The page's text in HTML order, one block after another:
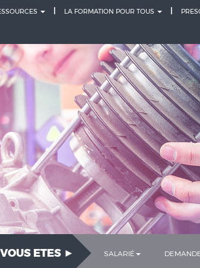
LA FORMATION POUR TOUS
VOUS ETES ► SALARIÉ